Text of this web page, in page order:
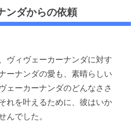
ンダからの依頼
ヴィヴェーカーナンダに対す
ーナンダの愛も、素晴らしい
ェーカーナンダのどんなささ
れを叶えるために、彼はいか
んでした。